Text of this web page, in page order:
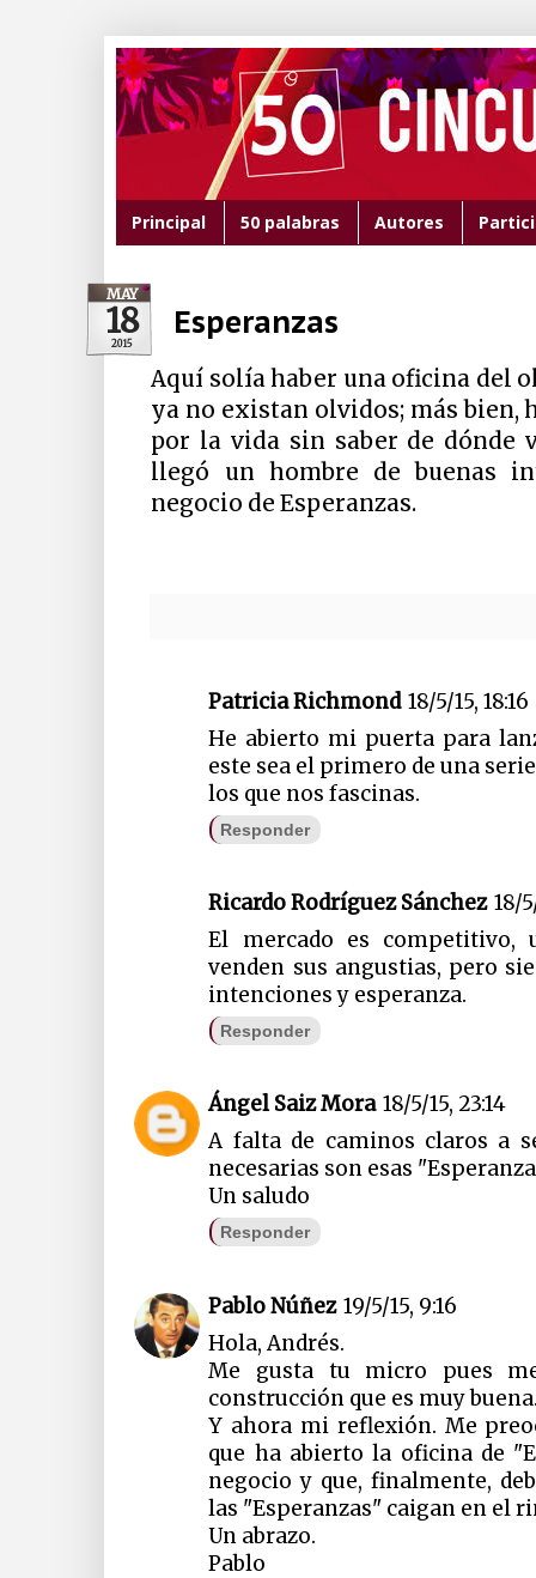
Principal 50 palabras Autores
MAY
18
2015
Esperanzas
Aquí solía haber una oficina del
ya no existan olvidos; más bien,
por la vida sin saber de dónde
llegó un hombre de buenas
negocio de Esperanzas.
Patricia Richmond 18/5/15, 18:16
He abierto mi puerta para
este sea el primero de una
los que nos fascinas.
Responder
Ricardo Rodríguez Sánchez 18/
El mercado es competitivo,
venden sus angustias, pero
intenciones y esperanza.
Responder
Ángel Saiz Mora 18/5/15, 23:14
A falta de caminos claros a
necesarias son esas
Un saludo
Responder
Pablo Núñez 19/5/15, 9:16
Hola, Andrés.
Me gusta tu micro pues
construcción que es muy
Y ahora mi reflexión. Me
que ha abierto la oficina de
negocio y que, finalmente,
las "Esperanzas" caigan en el
Un abrazo.
Pablo